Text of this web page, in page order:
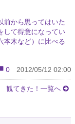
前から思ってはいた
して得意になってい
本木など）に比べる
0 2012/05/12 02:00
観てきた！一覧へ